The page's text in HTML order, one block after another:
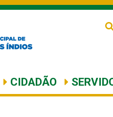
CIDADÃO